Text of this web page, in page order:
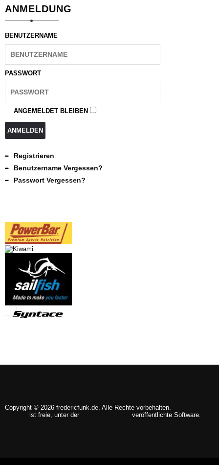
ANMELDUNG
BENUTZERNAME
PASSWORT
ANGEMELDET BLEIBEN
ANMELDEN
Registrieren
Benutzername Vergessen?
Passwort Vergessen?
Copyright © 2026 fredericfunk.de. Alle Rechte vorbehalten.
ist freie, unter der veröffentlichte Software.